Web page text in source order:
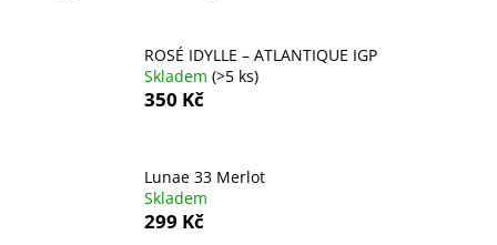
ROSÉ IDYLLE – ATLANTIQUE IGP
Skladem (>5 ks)
350 Kč
Lunae 33 Merlot
Skladem
299 Kč
HLEDAT